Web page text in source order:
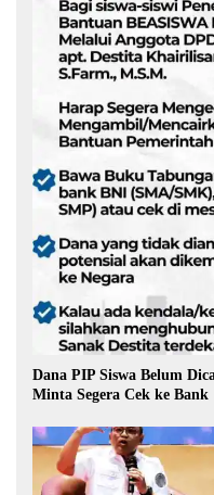
Dana PIP Siswa Belum
Minta Segera Cek ke Bank